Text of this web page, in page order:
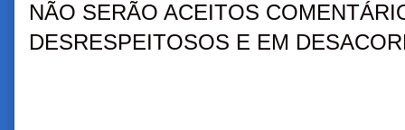
NÃO SERÃO ACEITOS
DESRESPEITOSOS E EM